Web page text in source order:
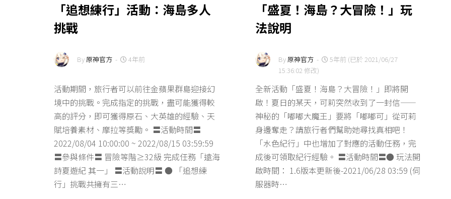
「追想練行」活動：海島多人
挑戰
By原神官方 - 4年前
活動期間，旅行者可以前往金蘋果群島迎接幻
境中的挑戰。完成指定的挑戰，盡可能獲得較
高的評分，即可獲得原石、大英雄的經驗、天
賦培養素材、摩拉等獎勵。 〓活動時間〓
2022/08/04 10:00:00 ~ 2022/08/15 03:59:59
〓參與條件〓 冒險等階≥32級 完成任務「遠海
詩夏遊紀 其一」 〓活動說明〓 ● 「追想練
行」挑戰共擁有三…
「盛夏！海島？大冒險！」玩
法說明
By原神官方 -
5年前 (已於 2021/06/27
15:36:02 修改)
全新活動「盛夏！海島？大冒險！」即將開
啟！夏日的某天，可莉突然收到了一封信——
神秘的「嘟嘟大魔王」要將「嘟嘟可」從可莉
身邊奪走？請旅行者們幫助她尋找真相吧！
「水色紀行」中也增加了對應的活動任務，完
成後可領取紀行經驗。 〓活動時間〓● 玩法開
啟時間： 1.6版本更新後-2021/06/28 03:59 (伺
服器時…